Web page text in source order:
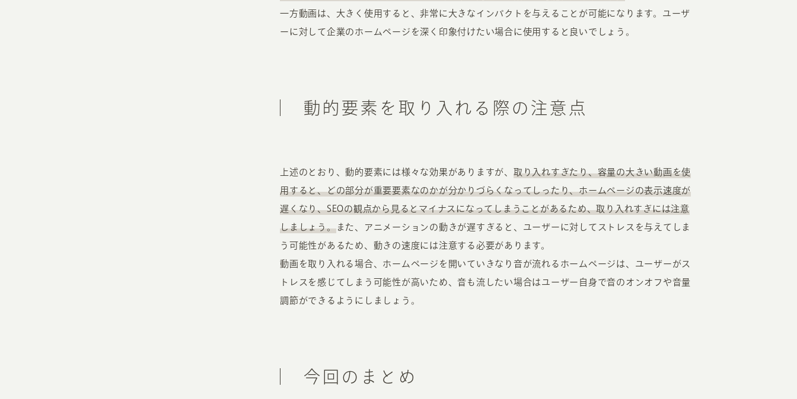
一方動画は、大きく使用すると、非常に大きなインパクトを与えることが可能になります。ユーザ
ーに対して企業のホームページを深く印象付けたい場合に使用すると良いでしょう。
動的要素を取り入れる際の注意点
上述のとおり、動的要素には様々な効果がありますが、 取り入れすぎたり、容量の大きい動画を使
用すると、どの部分が重要要素なのかが分かりづらくなってしったり、ホームページの表示速度が
遅くなり、SEOの観点から見るとマイナスになってしまうことがあるため、取り入れすぎには注意
しましょう。また、アニメーションの動きが遅すぎると、ユーザーに対してストレスを与えてしま
う可能性があるため、動きの速度には注意する必要があります。
動画を取り入れる場合、ホームページを開いていきなり音が流れるホームページは、ユーザーがス
トレスを感じてしまう可能性が高いため、音も流したい場合はユーザー自身で音のオンオフや音量
調節ができるようにしましょう。
今回のまとめ